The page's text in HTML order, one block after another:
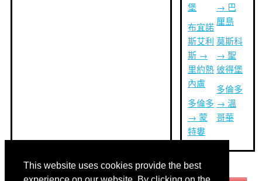
This website uses cookies provide the best
堡
布宜諾
斯艾利
斯 →
里約熱
內盧
多倫多
→ 蒙
特婁
→ 巴
厘島
莫斯科
→ 聖
彼得堡
多倫多
→ 溫
哥華
其他語言: